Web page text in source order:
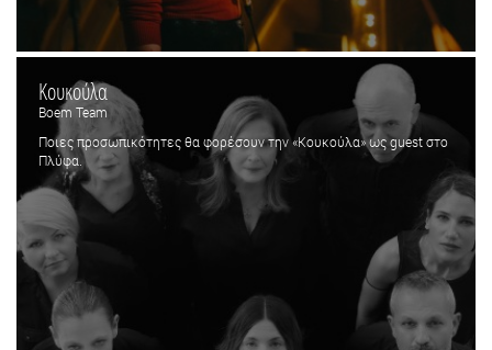
Κουκούλα
Boem Team
Ποιες προσωπικότητες θα φορέσουν την «Κουκούλα» ως guest στο
Πλύφα.